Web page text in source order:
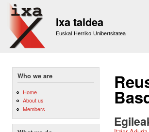
Ixa taldea
Euskal Herriko Unibertsitatea
Who we are
Home
About us
Members